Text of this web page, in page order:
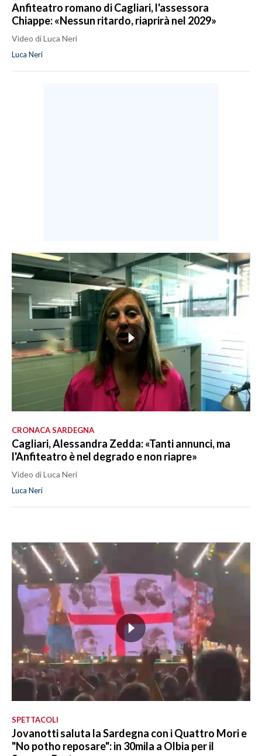
Anfiteatro romano di Cagliari, l'assessora
Chiappe: «Nessun ritardo, riaprirà nel 2029»
Video di Luca Neri
Luca Neri
CRONACA SARDEGNA
Cagliari, Alessandra Zedda: «Tanti annunci, ma
l'Anfiteatro è nel degrado e non riapre»
Video di Luca Neri
Luca Neri
SPETTACOLI
Jovanotti saluta la Sardegna con i Quattro Mori e
"No potho reposare": in 30mila a Olbia per il